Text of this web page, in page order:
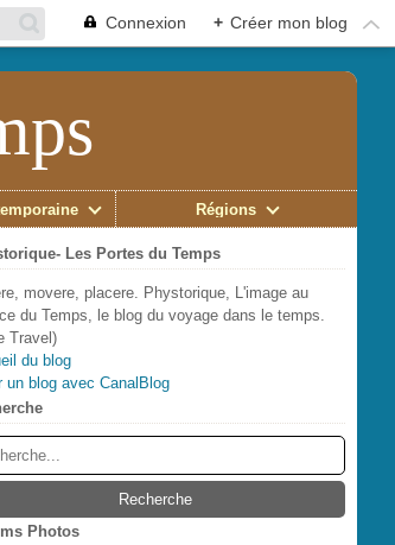
Connexion + Créer mon blog
Régions
Les Portes du Temps
movere, placere. Phystorique, L'image au
du Temps, le blog du voyage dans le temps.
Travel)
du blog
un blog avec CanalBlog
Photos